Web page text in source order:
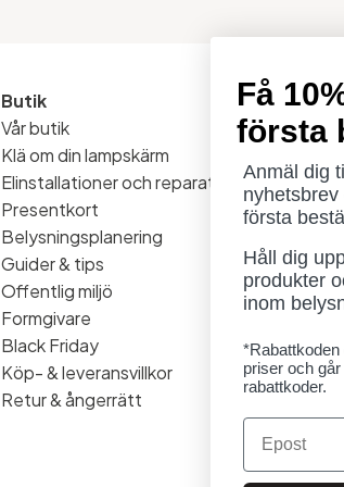
Butik
Vår butik
Klä om din lampskärm
Elinstallationer och reparationer
Presentkort
Belysningsplanering
Guider & tips
Offentlig miljö
Formgivare
Black Friday
Köp- & leveransvillkor
Retur & ångerrätt
Få
första
Anmäl dig
första
Håll dig
produkter
inom
*Rabattkoden
priser och
rabattkoder.
Email